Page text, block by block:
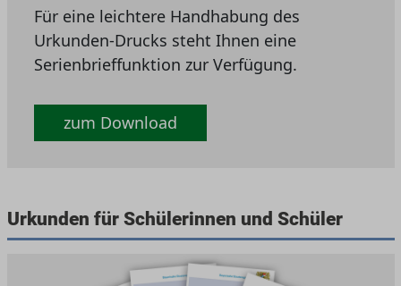
Für eine leichtere Handhabung des
Urkunden-Drucks steht Ihnen eine
Serienbrieffunktion zur Verfügung.
zum Download
Urkunden für Schülerinnen und Schüler